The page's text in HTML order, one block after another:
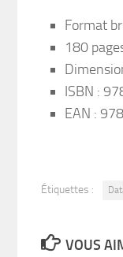
Format
180
ISBN :
EAN :
Étiquettes :
VOUS